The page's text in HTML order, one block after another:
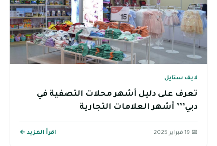
لايف ستايل
تعرف على دليل أشهر محلات التصفية في
دبي’’’ أشهر العلامات التجارية
📅 19 فبراير 2025 اقرأ المزيد ←